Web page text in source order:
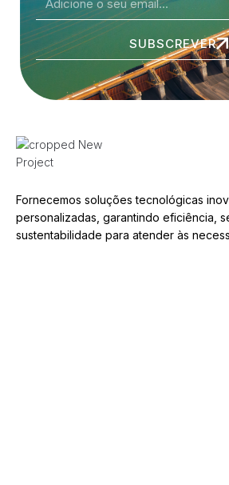
SUBSCREVER
Fornecemos soluções tecnológicas
personalizadas, garantindo eficiência,
sustentabilidade para atender às